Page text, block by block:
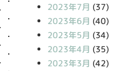
2023年7月 (37)
2023年6月 (40)
2023年5月 (34)
2023年4月 (35)
2023年3月 (42)